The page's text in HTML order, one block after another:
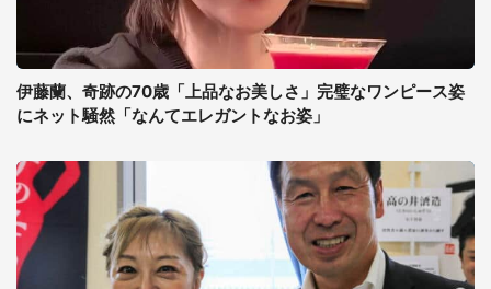
伊藤蘭、奇跡の70歳「上品なお美しさ」完璧なワンピース姿
にネット騒然「なんてエレガントなお姿」